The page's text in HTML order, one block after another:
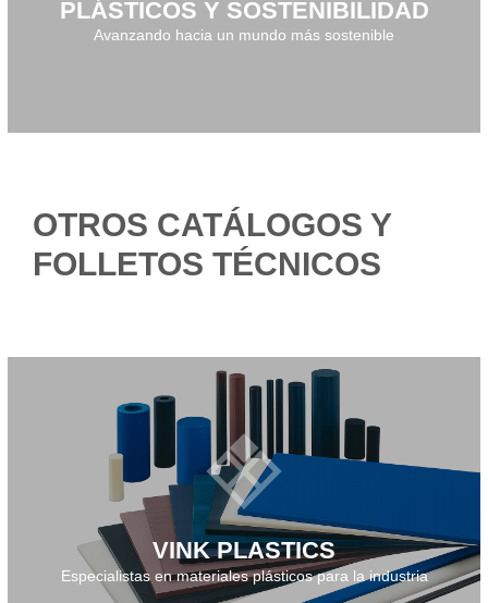
PLÁSTICOS Y SOSTENIBILIDAD
Avanzando hacia un mundo más sostenible
OTROS CATÁLOGOS Y
FOLLETOS TÉCNICOS
VINK PLASTICS
Especialistas en materiales plásticos para la industria
Descarga el catálogo 2026